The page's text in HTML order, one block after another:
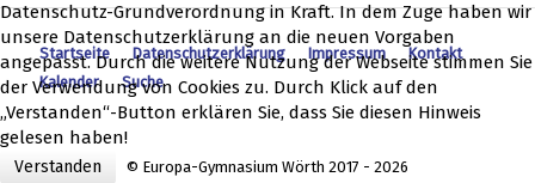
Startseite Datenschutzerklärung Impressum
Kontakt
Kalender
Suche
© Europa-Gymnasium Wörth 2017 - 2026
Datenschutz-Grundverordnung in Kraft. In dem Zuge haben wir
unsere Datenschutzerklärung an die neuen Vorgaben
angepasst. Durch die weitere Nutzung der Webseite stimmen Sie
der Verwendung von Cookies zu. Durch Klick auf den
„Verstanden“-Button erklären Sie, dass Sie diesen Hinweis
gelesen haben!
Verstanden